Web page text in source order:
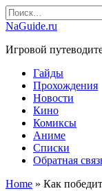
Перейти
к
Search
for:
NaGuide.ru
Игровой
Гайды
Прохождения
Новости
Кино
Комиксы
Аниме
Списки
Обратная
Home » Как